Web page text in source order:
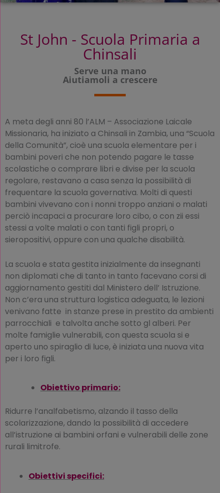
St John - Scuola Primaria a
Chinsali
Serve una mano
Aiutiamoli a crescere
A meta degli anni 80 l’ALM – Associazione Laicale
Missionaria, ha iniziato a Chinsali in Zambia, una “Scuola
della Comunità”, cioè una scuola elementare per i
bambini poveri che non potendo pagare le tasse
scolastiche o comprare libri e divise per la scuola
regolare, restavano a casa senza la possibilità di
frequentare la scuola governativa. Molti di questi
bambini vivevano con i nonni troppo anziani o malati
perciò incapaci a procurare loro cibo, o con zii essi
stessi a volte malati o con tanti figli propri, o
sieropositivi, oppure con una qualche disabilità.
La scuola e stata gestita inizialmente da insegnanti
non diplomati che di tanto in tanto facevano corsi di
aggiornamento gestiti dal Ministero dell’ Istruzione.
Non c’era una struttura logistica adeguata, le lezioni
venivano fatte in stanze prese in prestito da ambienti
parrocchiali e talvolta anche sotto gl alberi. Per
molte famiglie vulnerabili, con questa scuola si e
aperto uno spiraglio di luce, è iniziata una nuova vita
per i loro figli.
Obiettivo primario:
Ridurre l’analfabetismo, alzando il tasso della
scolarizzazione, dando la possibilità di accedere
all’istruzione ai bambini orfani e vulnerabili delle zone
rurali limitrofe.
Obiettivi specifici: